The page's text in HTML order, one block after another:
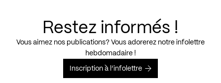
Restez informés !
Vous aimez nos publications? Vous adorerez notre infolettre
hebdomadaire !
Inscription à l’infolettre